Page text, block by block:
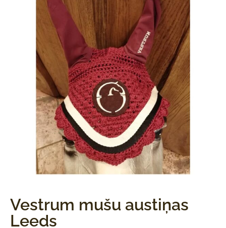
Vestrum mušu austiņas
Leeds